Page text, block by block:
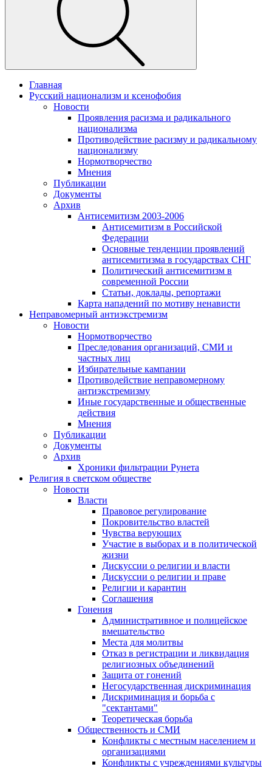
Главная
Русский национализм и ксенофобия
Новости
Проявления расизма и радикального
национализма
Противодействие расизму и радикальному
национализму
Нормотворчество
Мнения
Публикации
Документы
Архив
Антисемитизм 2003-2006
Антисемитизм в Российской
Федерации
Основные тенденции проявлений
антисемитизма в государствах СНГ
Политический антисемитизм в
современной России
Статьи, доклады, репортажи
Карта нападений по мотиву ненависти
Неправомерный антиэкстремизм
Новости
Нормотворчество
Преследования организаций, СМИ и
частных лиц
Избирательные кампании
Противодействие неправомерному
антиэкстремизму
Иные государственные и общественные
действия
Мнения
Публикации
Документы
Архив
Хроники фильтрации Рунета
Религия в светском обществе
Новости
Власти
Правовое регулирование
Покровительство властей
Чувства верующих
Участие в выборах и в политической
жизни
Дискуссии о религии и власти
Дискуссии о религии и праве
Религии и карантин
Соглашения
Гонения
Административное и полицейское
вмешательство
Места для молитвы
Отказ в регистрации и ликвидация
религиозных объединений
Защита от гонений
Негосударственная дискриминация
Дискриминация и борьба с
"сектантами"
Теоретическая борьба
Общественность и СМИ
Конфликты с местным населением и
организациями
Конфликты с учреждениями культуры